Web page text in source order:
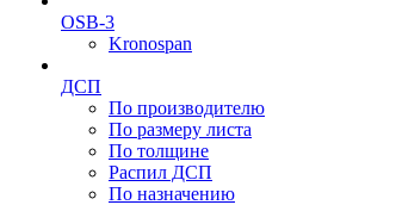
OSB-3
Kronospan
ДСП
По производителю
По размеру листа
По толщине
Распил ДСП
По назначению